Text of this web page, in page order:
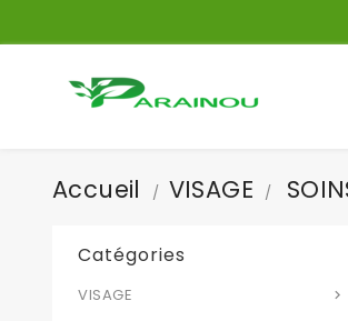
Accueil VISAGE
Catégories

VISAGE